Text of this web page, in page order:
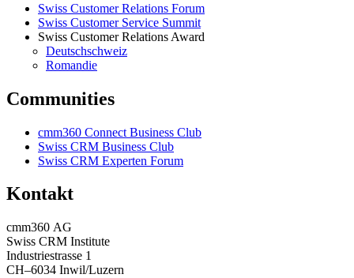
Swiss Customer Relations Forum
Swiss Customer Service Summit
Swiss Customer Relations Award
Deutschschweiz
Romandie
Communities
cmm360 Connect Business Club
Swiss CRM Business Club
Swiss CRM Experten Forum
Kontakt
cmm360 AG
Swiss CRM Institute
Industriestrasse 1
CH–6034 Inwil/Luzern